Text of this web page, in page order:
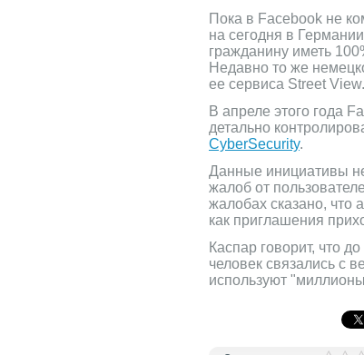
Пока в Facebook не
на сегодня в
гражданину иметь
Недавно то же
ее сервиса Street View.
В апреле этого года
детально
CyberSecurity.
Данные инициативы
жалоб от
жалобах сказано, что
как приглашения
Каспар говорит, что
человек связались с
используют